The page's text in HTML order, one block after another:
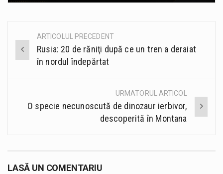
Post
navigation
ARTICOLUL PRECEDENT
Rusia: 20 de răniţi după ce un tren a deraiat
în nordul îndepărtat
URMATORUL ARTICOL
O specie necunoscută de dinozaur ierbivor,
descoperită în Montana
LASĂ UN COMENTARIU